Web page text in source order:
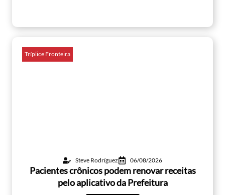
Tríplice Fronteira
Steve Rodríguez 06/08/2026
Pacientes crônicos podem renovar receitas
pelo aplicativo da Prefeitura